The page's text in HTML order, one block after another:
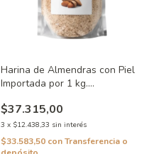
Harina de Almendras con Piel
Importada por 1 kg.
$37.315,00
3 x $12.438,33 sin interés
$33.583,50 conTransferencia o